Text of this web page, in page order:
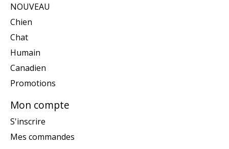
NOUVEAU
Chien
Chat
Humain
Canadien
Promotions
Mon compte
S'inscrire
Mes commandes